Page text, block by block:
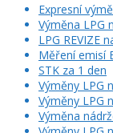
Expresní
Výměna LPG
LPG REVIZE
Měření emisí
STK za 1 den
Výměny LPG
Výměny LPG
Výměna